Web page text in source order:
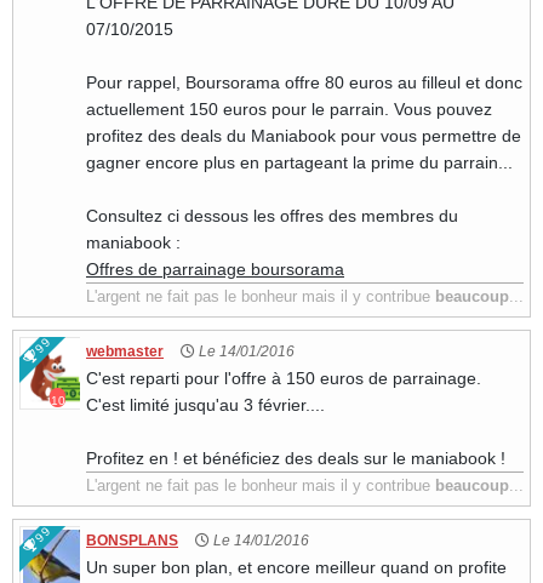
07/10/2015
Pour rappel, Boursorama offre 80 euros au filleul et donc
actuellement 150 euros pour le parrain. Vous pouvez
profitez des deals du Maniabook pour vous permettre de
gagner encore plus en partageant la prime du parrain...
Consultez ci dessous les offres des membres du
maniabook :
Offres de parrainage boursorama
L'argent ne fait pas le bonheur mais il y contribue beaucoup...
99
10
webmaster Le 14/01/2016
C'est reparti pour l'offre à 150 euros de parrainage.
C'est limité jusqu'au 3 février....
Profitez en ! et bénéficiez des deals sur le maniabook !
L'argent ne fait pas le bonheur mais il y contribue beaucoup...
99 BONSPLANS Le 14/01/2016
Un super bon plan, et encore meilleur quand on profite